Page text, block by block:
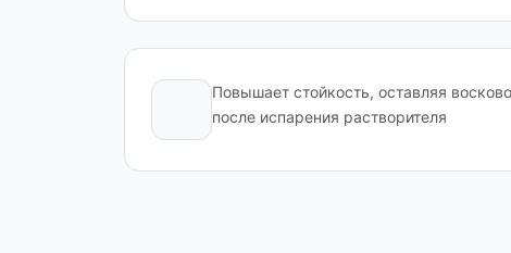
Повышает стойкость, оставляя
после испарения растворителя